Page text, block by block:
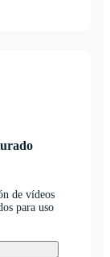
de vídeos
para uso